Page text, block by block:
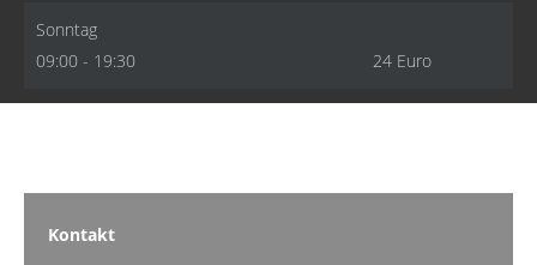
Sonntag
09:00 - 19:30
24 Euro
Kontakt